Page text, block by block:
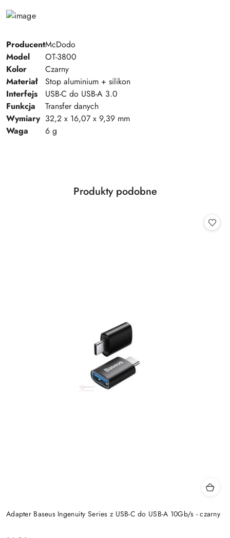
ProducentMcDodo
Model
OT-3800
Kolor
Czarny
Materiał
Stop aluminium + silikon
Interfejs
USB-C do USB-A 3.0
Funkcja
Transfer danych
Wymiary 32,2 x 16,07 x 9,39 mm
Waga
6 g
Pomiń karuzelę produktów
Produkty
Produkty podobne
Adapter Baseus Ingenuity Series z USB-C do USB-A 10Gb/s - czarny